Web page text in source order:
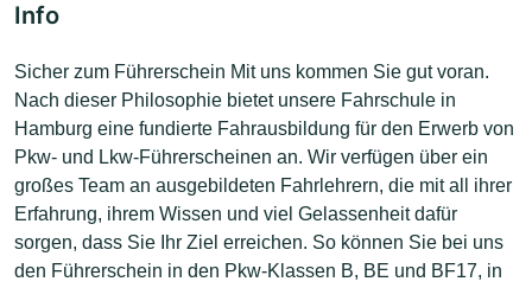
Info
Sicher zum Führerschein Mit uns kommen Sie gut voran.
Nach dieser Philosophie bietet unsere Fahrschule in
Hamburg eine fundierte Fahrausbildung für den Erwerb von
Pkw- und Lkw-Führerscheinen an. Wir verfügen über ein
großes Team an ausgebildeten Fahrlehrern, die mit all ihrer
Erfahrung, ihrem Wissen und viel Gelassenheit dafür
sorgen, dass Sie Ihr Ziel erreichen. So können Sie bei uns
den Führerschein in den Pkw-Klassen B, BE und BF17, in